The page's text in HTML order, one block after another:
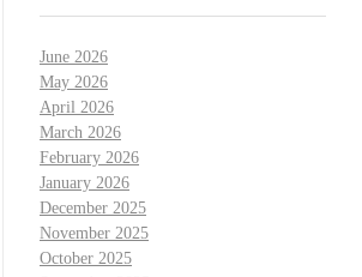
June 2026
May 2026
April 2026
March 2026
February 2026
January 2026
December 2025
November 2025
October 2025